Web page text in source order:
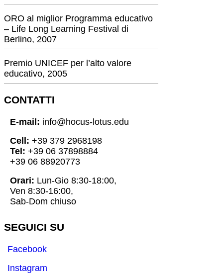
ORO al miglior Programma educativo
– Life Long Learning Festival di
Berlino, 2007
Premio UNICEF per l’alto valore
educativo, 2005
CONTATTI
E-mail: info@hocus-lotus.edu
Cell: +39 379 2968198
Tel: +39 06 37898884
+39 06 88920773
Orari: Lun-Gio 8:30-18:00,
Ven 8:30-16:00,
Sab-Dom chiuso
SEGUICI SU
Facebook
Instagram